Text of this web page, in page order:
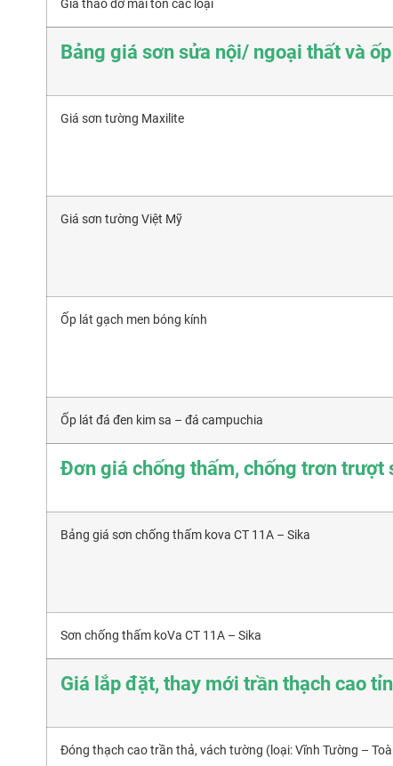
Giá tháo dỡ mái tôn các loại
Bảng giá sơn sửa nội/ ngoại thất và
Giá sơn tường Maxilite
Giá sơn tường Việt Mỹ
Ốp lát gạch men bóng kính
Ốp lát đá đen kim sa – đá campuchia
Đơn giá chống thấm, chống trơn trượt
Bảng giá sơn chống thấm kova CT 11A – Sika
Sơn chống thấm koVa CT 11A – Sika
Giá lắp đặt, thay mới trần thạch cao
Đóng thạch cao trần thả, vách tường (loại: Vĩnh Tường –